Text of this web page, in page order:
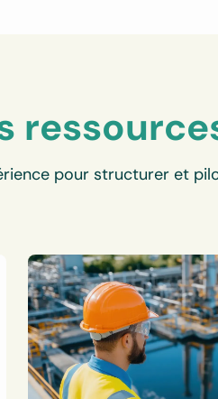
pour structurer et